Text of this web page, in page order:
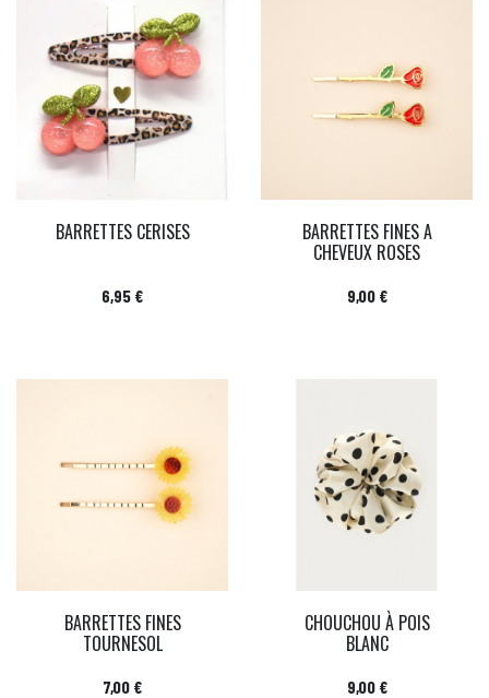
BARRETTES CERISES
Prix
6,95 €
BARRETTES FINES A
CHEVEUX ROSES
Prix
9,00 €
BARRETTES FINES
TOURNESOL
Prix
7,00 €
CHOUCHOU À POIS
BLANC
Prix
9,00 €